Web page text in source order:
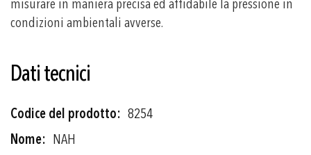
misurare in maniera precisa ed affidabile la pressione in
condizioni ambientali avverse.
Dati tecnici
Più
informazioni
8254
NAH